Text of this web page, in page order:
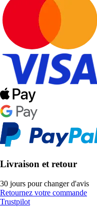
Livraison et retour
30 jours pour changer d'avis
Retournez votre commande
Trustpilot